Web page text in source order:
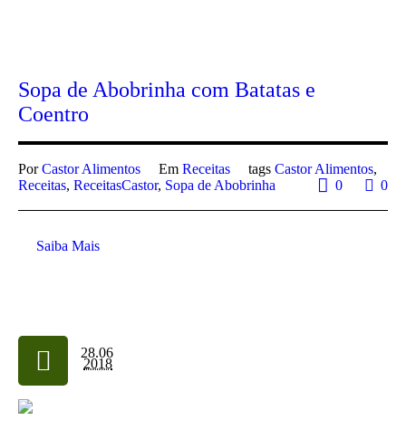
Sopa de Abobrinha com Batatas e
Coentro
PorCastor Alimentos Em Receitas tags Castor Alimentos,
Receitas, ReceitasCastor, Sopa de Abobrinha 0
0
Saiba Mais
28.06
2018